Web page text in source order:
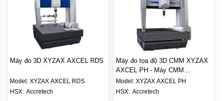
Máy đo 3D XYZAX AXCEL RDS
Model: XYZAX AXCEL RDS
Accretech
Máy đo tọa độ 3D CMM XYZAX
AXCEL PH - Máy CMM
Accretech
Model: XYZAX AXCEL PH
HSX: Accretech